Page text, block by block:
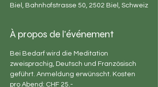
Biel, Bahnhofstrasse 50, 2502 Biel, Schweiz
À propos de l'événement
Bei Bedarf wird die Meditation
zweisprachig, Deutsch und Französisch
geführt. Anmeldung erwünscht. Kosten
pro Abend: CHF 25.-